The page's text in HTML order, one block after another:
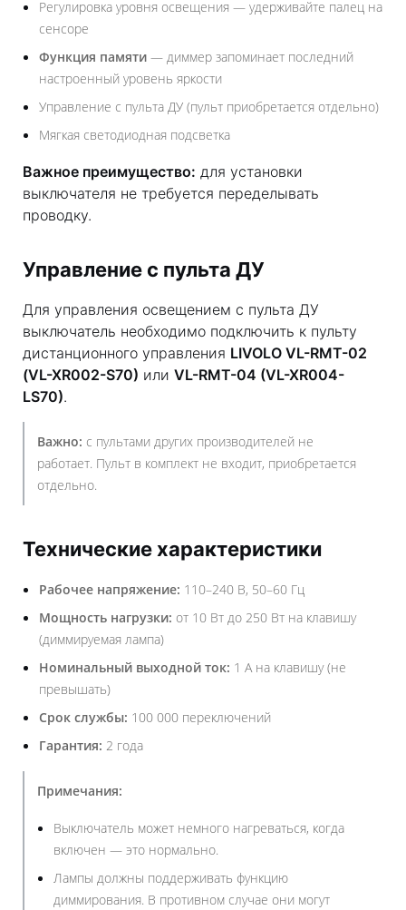
Регулировка уровня освещения — удерживайте палец на
сенсоре
Функция памяти — диммер запоминает последний
настроенный уровень яркости
Управление с пульта ДУ (пульт приобретается отдельно)
Мягкая светодиодная подсветка
Важное преимущество: для установки
выключателя не требуется переделывать
проводку.
Управление с пульта ДУ
Для управления освещением с пульта ДУ
выключатель необходимо подключить к пульту
дистанционного управления LIVOLO VL-RMT-02
(VL-XR002-S70) или VL-RMT-04 (VL-XR004-
LS70).
Важно: с пультами других производителей не
работает. Пульт в комплект не входит, приобретается
отдельно.
Технические характеристики
Рабочее напряжение: 110–240 В, 50–60 Гц
Мощность нагрузки: от 10 Вт до 250 Вт на клавишу
(диммируемая лампа)
Номинальный выходной ток: 1 А на клавишу (не
превышать)
Срок службы: 100 000 переключений
Гарантия: 2 года
Примечания:
Выключатель может немного нагреваться, когда
включен — это нормально.
Лампы должны поддерживать функцию
диммирования. В противном случае они могут